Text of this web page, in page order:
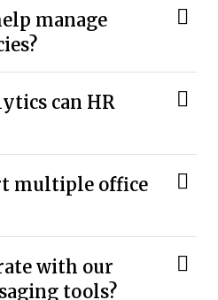
manage
can HR
multiple office
with our
tools?